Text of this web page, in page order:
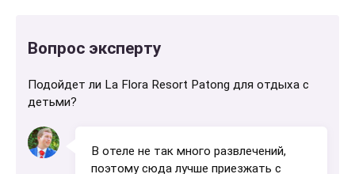
Вопрос эксперту
Подойдет ли La Flora Resort Patong для отдыха с
детьми?
В отеле не так много развлечений,
поэтому сюда лучше приезжать с